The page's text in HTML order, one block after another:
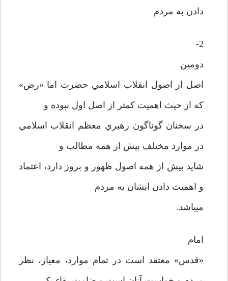
دادن به مردم
2-
دومين
اصل از اصول انقلاب اسلامي حضرت اما «رض»
که از حيث اهميت کمتر از اصل اول نبوده و
در سخنان گوناگون رهبري معظم انقلاب اسلامي
در موارد مختلف بيش از همه مطالب و
شايد بيش از همه اصول ظهور و بروز دارد، اعتماد
و اهميت دادن ايشان به مردم
ميباشد.
امام
«قدس» معتقد است در تمام موارد، معيار، نظر